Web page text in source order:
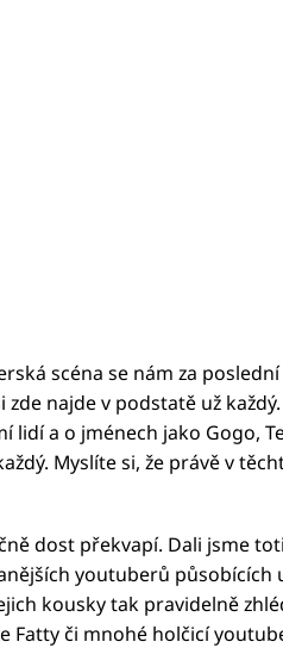
scéna se nám za
najde v podstatě už
lidí a o jménech jako Gogo,
Myslíte si, že právě v
dost překvapí. Dali jsme
youtuberů působících
kousky tak pravidelně
Fatty či mnohé holčicí